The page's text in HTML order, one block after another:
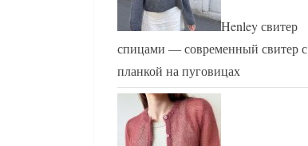
Henley свитер
спицами — современный свитер с
планкой на пуговицах